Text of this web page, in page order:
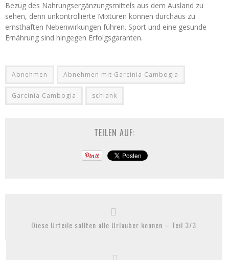
Bezug des Nahrungsergänzungsmittels aus dem Ausland zu
sehen, denn unkontrollierte Mixturen können durchaus zu
ernsthaften Nebenwirkungen führen. Sport und eine gesunde
Ernährung sind hingegen Erfolgsgaranten.
Abnehmen Abnehmen mit Garcinia Cambogia
Garcinia Cambogia schlank
TEILEN AUF:
Diese Urteile sollten alle Urlauber kennen – Teil 3/3